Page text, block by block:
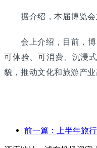
据介绍，本届博览会主
会上介绍，目前，博览
可体验、可消费、沉浸
貌，推动文化和旅游产业